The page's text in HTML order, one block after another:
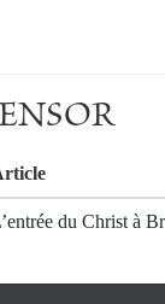
du Christ à